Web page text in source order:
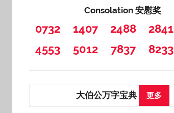
Consolation 安慰奖
0732 1407 2488 2841
4553
5012 7837 8233
大伯公万字宝典 更多